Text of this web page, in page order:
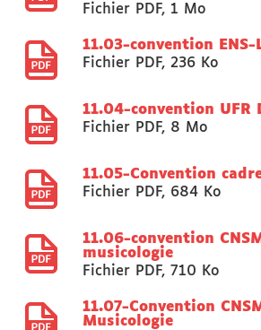
Fichier PDF, 1 Mo
11.03-convention ENS-
Fichier PDF, 236 Ko
11.04-convention UFR
Fichier PDF, 8 Mo
11.05-Convention
Fichier PDF, 684 Ko
11.06-convention
musicologie
Fichier PDF, 710 Ko
11.07-Convention
Musicologie